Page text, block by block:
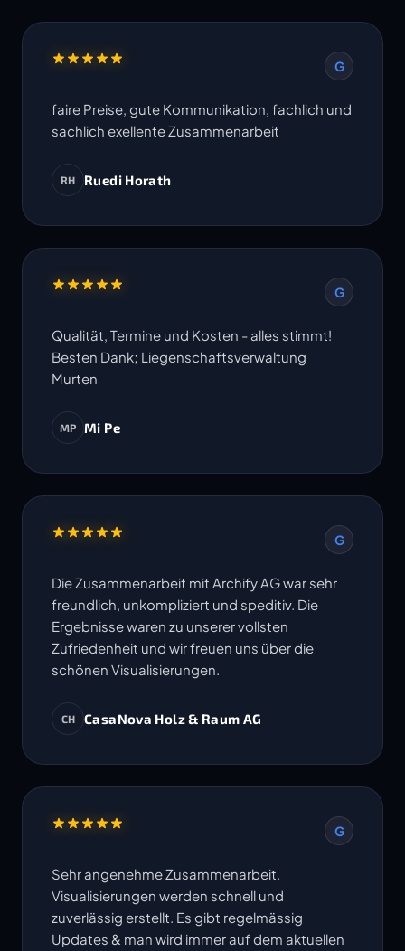
G
faire Preise, gute Kommunikation, fachlich und
sachlich exellente Zusammenarbeit
RH Ruedi Horath
G
Qualität, Termine und Kosten - alles stimmt!
Besten Dank; Liegenschaftsverwaltung
Murten
MP Mi Pe
G
Die Zusammenarbeit mit Archify AG war sehr
freundlich, unkompliziert und speditiv. Die
Ergebnisse waren zu unserer vollsten
Zufriedenheit und wir freuen uns über die
schönen Visualisierungen.
CH CasaNova Holz & Raum AG
G
Sehr angenehme Zusammenarbeit.
Visualisierungen werden schnell und
zuverlässig erstellt. Es gibt regelmässig
Updates & man wird immer auf dem aktuellen